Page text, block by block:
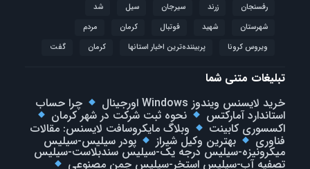
رفسنجان
زرند سیرجان سیل
شد
شهرستان
شهید فوتبال كرمان
مردم
ویروس کرونا
پربیننده‌ترین اخبار استانها کرمان گفت
تبلیغات متنی شما
خرید لایسنس ویندوز Windows اورجینال
چرا حساب
استاندارد آمارکتس نحوه ثبت شرکت در شهر کرمان
اکسسوری کابینت وبلاگ مایکروسافت لایسنس: مقالات
فناوری بهترین وکیل شیراز پودر سیلیس-سیلیس
میکرونیزه-سیلیس درجه یک-سیلیس سندبلاست-سیلیس
تصفیه آب-سیلیس استخر-سیلیس چمن مصنوعی